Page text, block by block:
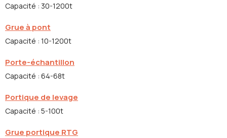
Capacité : 30-1200t
Grue à pont
Capacité : 10-1200t
Porte-échantillon
Capacité : 64-68t
Portique de levage
Capacité : 5-100t
Grue portique RTG